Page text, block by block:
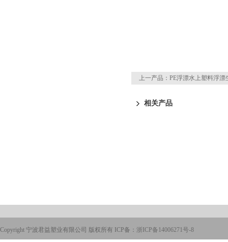
上一产品： PE浮漂水上塑料浮漂
相关产品
Copyright 宁波君益塑业有限公司 版权所有 ICP备： 浙ICP备14006271号-8